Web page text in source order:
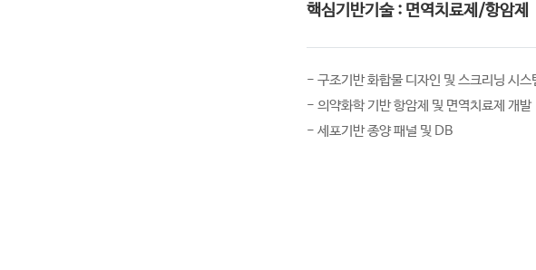
핵심기반기술 : 면역치료제/항암제
- 구조기반 화합물 디자인 및 스크리닝 시스
- 의약화학 기반 항암제 및 면역치료제 개발
- 세포기반 종양 패널 및 DB